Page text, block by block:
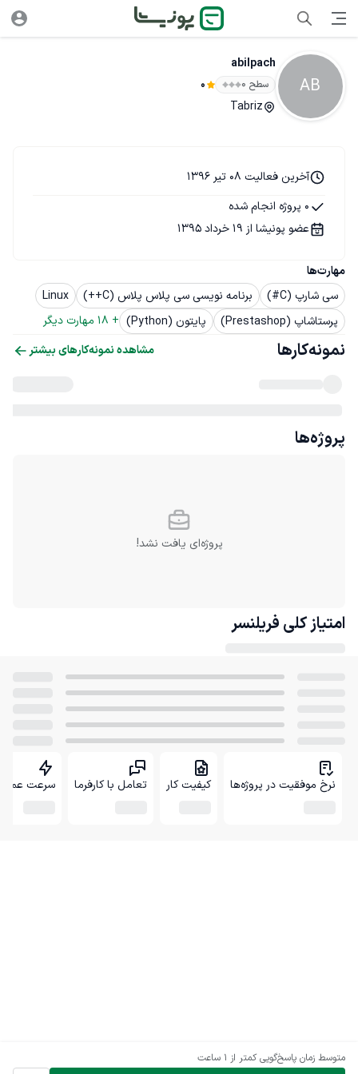
AB
abilpach
سطح ۰ 0
Tabriz
متوسط زمان پاسخ‌گویی کمتر از 1 ساعت
مهارت‌ها
سی شارپ (C#)
برنامه نویسی سی پلاس پلاس (C++)
Linux
پرستاشاپ (Prestashop)
پایتون (Python) +
18 مهارت دیگر
آخرین فعالیت 08 تیر 1396
0 پروژه انجام شده
عضو پونیشا از 19 خرداد 1395
نمونه‌کارها مشاهده نمونه‌کارهای بیشتر
پروژه‌ها
پروژه‌ای یافت نشد!
امتیاز کلی فریلنسر
نرخ موفقیت در پروژه‌ها کیفیت کار تعامل با کارفرما سرعت عمل